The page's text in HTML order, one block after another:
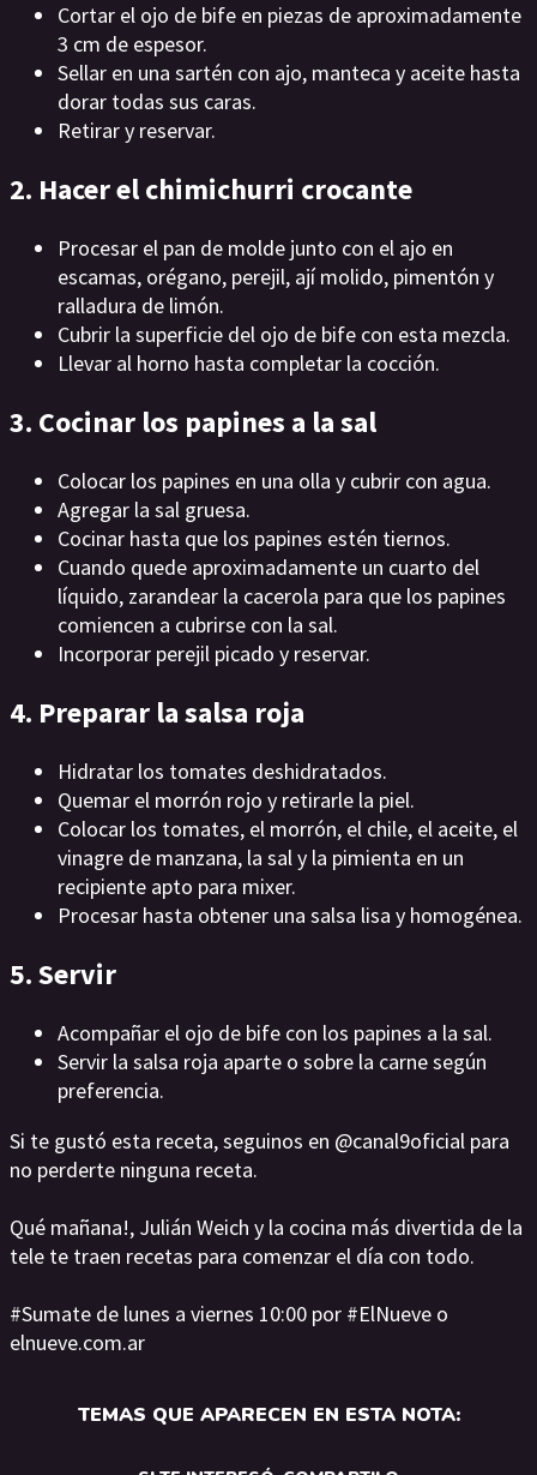
Cortar el ojo de bife en piezas de aproximadamente
3 cm de espesor.
Sellar en una sartén con ajo, manteca y aceite hasta
dorar todas sus caras.
Retirar y reservar.
2. Hacer el chimichurri crocante
Procesar el pan de molde junto con el ajo en
escamas, orégano, perejil, ají molido, pimentón y
ralladura de limón.
Cubrir la superficie del ojo de bife con esta mezcla.
Llevar al horno hasta completar la cocción.
3. Cocinar los papines a la sal
Colocar los papines en una olla y cubrir con agua.
Agregar la sal gruesa.
Cocinar hasta que los papines estén tiernos.
Cuando quede aproximadamente un cuarto del
líquido, zarandear la cacerola para que los papines
comiencen a cubrirse con la sal.
Incorporar perejil picado y reservar.
4. Preparar la salsa roja
Hidratar los tomates deshidratados.
Quemar el morrón rojo y retirarle la piel.
Colocar los tomates, el morrón, el chile, el aceite, el
vinagre de manzana, la sal y la pimienta en un
recipiente apto para mixer.
Procesar hasta obtener una salsa lisa y homogénea.
5. Servir
Acompañar el ojo de bife con los papines a la sal.
Servir la salsa roja aparte o sobre la carne según
preferencia.
Si te gustó esta receta, seguinos en @canal9oficial para
no perderte ninguna receta.
Qué mañana!, Julián Weich y la cocina más divertida de la
tele te traen recetas para comenzar el día con todo.
#Sumate de lunes a viernes 10:00 por #ElNueve o
elnueve.com.ar
TEMAS QUE APARECEN EN ESTA NOTA: